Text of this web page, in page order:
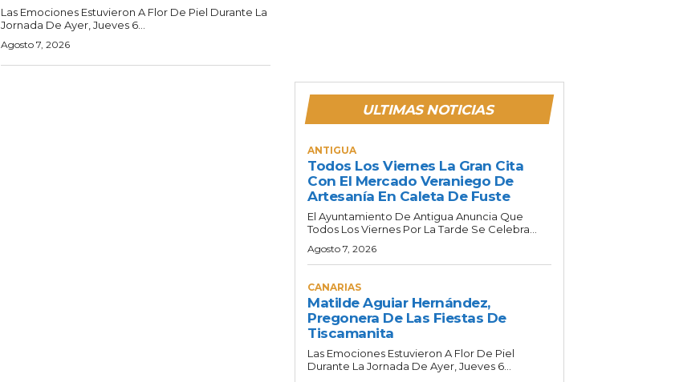
Las Emociones Estuvieron A Flor De Piel Durante La
Jornada De Ayer, Jueves 6...
Agosto 7, 2026
ULTIMAS NOTICIAS
ANTIGUA
Todos Los Viernes La Gran Cita
Con El Mercado Veraniego De
Artesanía En Caleta De Fuste
El Ayuntamiento De Antigua Anuncia Que
Todos Los Viernes Por La Tarde Se Celebra...
Agosto 7, 2026
CANARIAS
Matilde Aguiar Hernández,
Pregonera De Las Fiestas De
Tiscamanita
Las Emociones Estuvieron A Flor De Piel
Durante La Jornada De Ayer, Jueves 6...